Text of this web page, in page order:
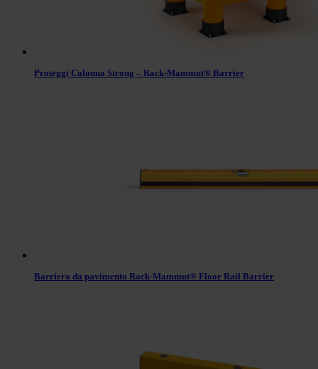
Proteggi Colonna Strong – Rack-Mammut® Barrier
Barriera da pavimento Rack-Mammut® Floor Rail Barrier